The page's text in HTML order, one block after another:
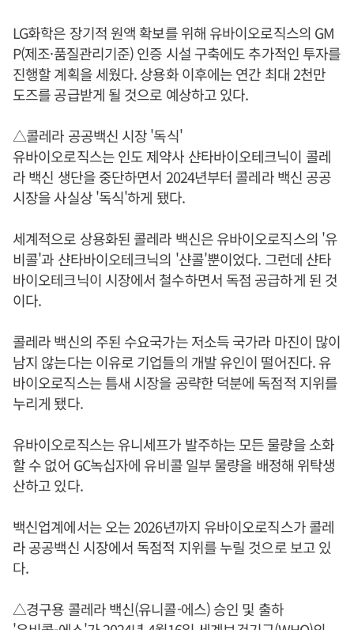
LG화학은 장기적 원액 확보를 위해 유바이오로직스의 GM
P(제조·품질관리기준) 인증 시설 구축에도 추가적인 투자를
진행할 계획을 세웠다. 상용화 이후에는 연간 최대 2천만
도즈를 공급받게 될 것으로 예상하고 있다.
△콜레라 공공백신 시장 '독식'
유바이오로직스는 인도 제약사 샨타바이오테크닉이 콜레
라 백신 생단을 중단하면서 2024년부터 콜레라 백신 공공
시장을 사실상 '독식'하게 됐다.
세계적으로 상용화된 콜레라 백신은 유바이오로직스의 '유
비콜'과 샨타바이오테크닉의 '샨콜'뿐이었다. 그런데 샨타
바이오테크닉이 시장에서 철수하면서 독점 공급하게 된 것
이다.
콜레라 백신의 주된 수요국가는 저소득 국가라 마진이 많이
남지 않는다는 이유로 기업들의 개발 유인이 떨어진다. 유
바이오로직스는 틈새 시장을 공략한 덕분에 독점적 지위를
누리게 됐다.
유바이오로직스는 유니세프가 발주하는 모든 물량을 소화
할 수 없어 GC녹십자에 유비콜 일부 물량을 배정해 위탁생
산하고 있다.
백신업계에서는 오는 2026년까지 유바이오로직스가 콜레
라 공공백신 시장에서 독점적 지위를 누릴 것으로 보고 있
다.
△경구용 콜레라 백신(유니콜-에스) 승인 및 출하